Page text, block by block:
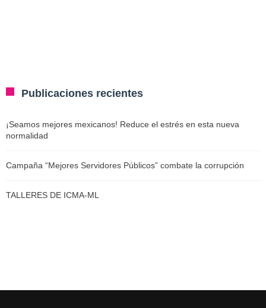
Publicaciones recientes
¡Seamos mejores mexicanos! Reduce el estrés en esta nueva
normalidad
Campaña “Mejores Servidores Públicos” combate la corrupción
TALLERES DE ICMA-ML